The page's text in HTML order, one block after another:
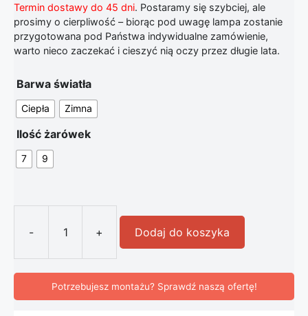
Termin dostawy do 45 dni. Postaramy się szybciej, ale
prosimy o cierpliwość – biorąc pod uwagę lampa zostanie
przygotowana pod Państwa indywidualne zamówienie,
warto nieco zaczekać i cieszyć nią oczy przez długie lata.
Barwa światła
Ciepła Zimna
Ilość żarówek
7 9
-
ilość Nowoczesna Kryształowa
+ Dodaj do koszyka
Potrzebujesz montażu? Sprawdź naszą ofertę!